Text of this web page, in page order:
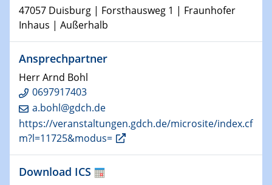
22.01.2025
HyMission Short Talks
29.01.2025
Physikalisches Kolloquium
Decoding mRNA translation: Computational and
experimental approaches to understanding gene
expression
29.01.2025
GDCh Kolloquium
47057 Duisburg | Forsthausweg 1 | Fraunhofer
Inhaus | Außerhalb
Ansprechpartner
Herr Arnd Bohl
0697917403
a.bohl@gdch.de
https://veranstaltungen.gdch.de/microsite/index.cf
m?l=11725&modus=
Download ICS